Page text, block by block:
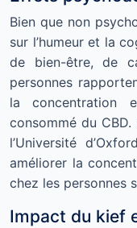
Bien que non
sur l’humeur et la
de bien-être, de
personnes
la concentration
consommé du
l’Université
améliorer la
chez les personnes
Impact du kief